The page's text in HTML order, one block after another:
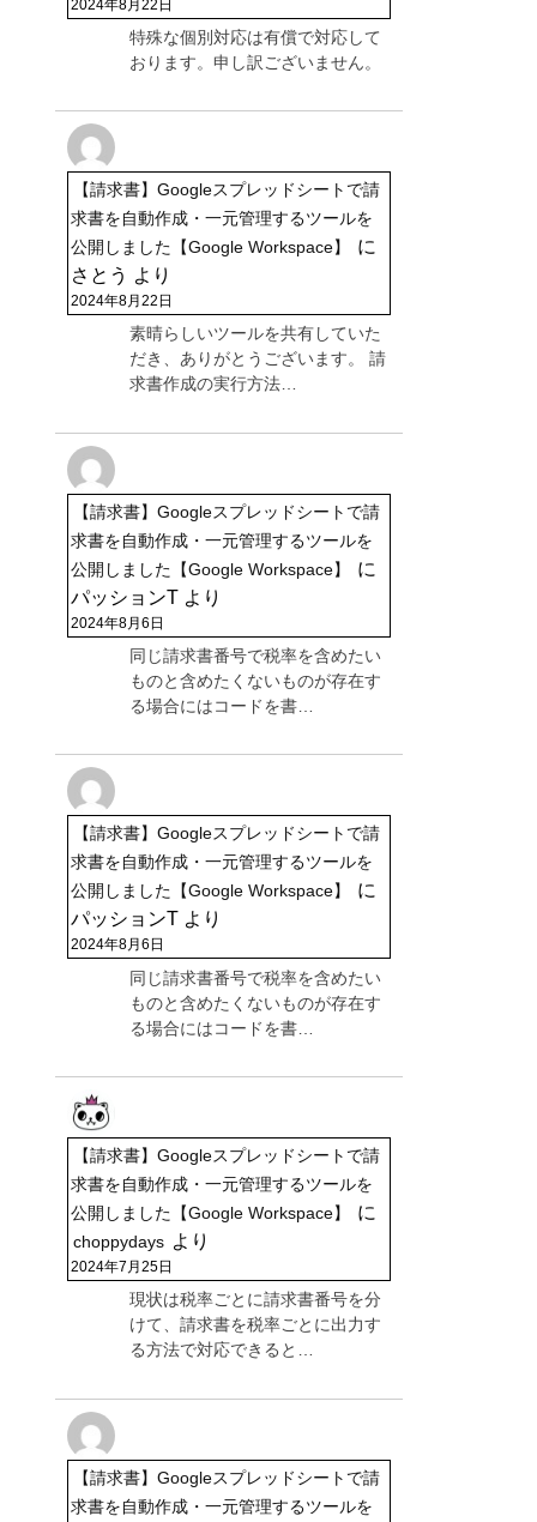
2024年8月22日
特殊な個別対応は有償で対応して
おります。申し訳ございません。
【請求書】Googleスプレッドシートで請
求書を自動作成・一元管理するツールを
公開しました【Google Workspace】
に
さとう より
2024年8月22日
素晴らしいツールを共有していた
だき、ありがとうございます。 請
求書作成の実行方法…
【請求書】Googleスプレッドシートで請
求書を自動作成・一元管理するツールを
公開しました【Google Workspace】
に
パッションT より
2024年8月6日
同じ請求書番号で税率を含めたい
ものと含めたくないものが存在す
る場合にはコードを書…
【請求書】Googleスプレッドシートで請
求書を自動作成・一元管理するツールを
公開しました【Google Workspace】
に
パッションT より
2024年8月6日
同じ請求書番号で税率を含めたい
ものと含めたくないものが存在す
る場合にはコードを書…
【請求書】Googleスプレッドシートで請
求書を自動作成・一元管理するツールを
公開しました【Google Workspace】
に
choppydays より
2024年7月25日
現状は税率ごとに請求書番号を分
けて、請求書を税率ごとに出力す
る方法で対応できると…
【請求書】Googleスプレッドシートで請
求書を自動作成・一元管理するツールを